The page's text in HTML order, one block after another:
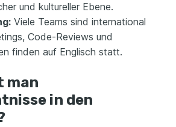
und kultureller Ebene.
Viele Teams sind international
Code-Reviews und
finden auf Englisch statt.
man
in den